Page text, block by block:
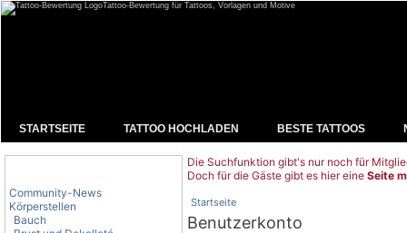
Tattoo-Bewertung für Tattoos, Vorlagen und Motive
STARTSEITE TATTOO HOCHLADEN BESTE TATTOOS
Community-News
Körperstellen
Bauch
Die Suchfunktion gibt's nur noch für
Doch für die Gäste gibt es hier eine Seite
Startseite
Benutzerkonto